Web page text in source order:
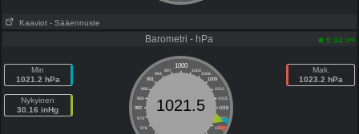
Kaaviot - Sääennuste
Barometri - hPa 5:34 pm
Min
1021.2 hPa
Nykyinen
30.16 inHg
1000
997 1003
994
1006
991
1009
988
1012
985
1015
982
1018
979
1021
976
1024
1021.5
Mak.
1023.2 hPa